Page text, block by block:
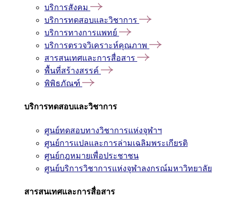
บริการสังคม
บริการทดสอบและวิชาการ
บริการทางการแพทย์
บริการตรวจวิเคราะห์คุณภาพ
สารสนเทศและการสื่อสาร
พื้นที่สร้างสรรค์
พิพิธภัณฑ์
บริการทดสอบและวิชาการ
ศูนย์ทดสอบทางวิชาการแห่งจุฬาฯ
ศูนย์การแปลและการล่ามเฉลิมพระเกียรติ
ศูนย์กฎหมายเพื่อประชาชน
ศูนย์บริการวิชาการแห่งจุฬาลงกรณ์มหาวิทยาลัย
สารสนเทศและการสื่อสาร